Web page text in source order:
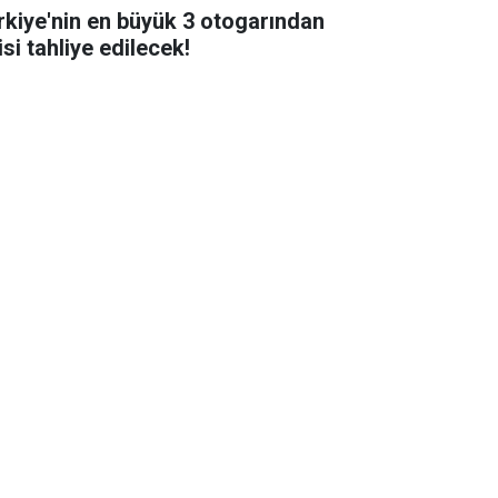
en büyük 3 otogarından
tahliye edilecek!